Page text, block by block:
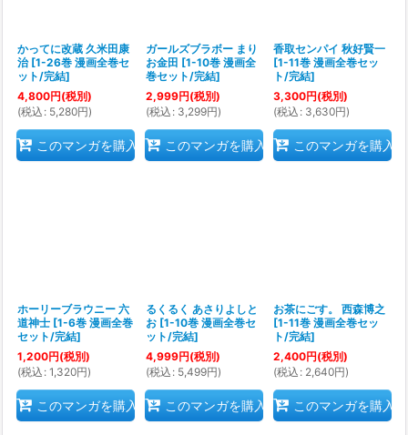
かってに改蔵 久米田康
治 [1-26巻 漫画全巻セ
ット/完結]
4,800円(税別)
(税込 : 5,280円)
このマンガを購入
ガールズブラボー まり
お金田 [1-10巻 漫画全
巻セット/完結]
2,999円(税別)
(税込 : 3,299円)
このマンガを購入
香取センパイ 秋好賢一
[1-11巻 漫画全巻セッ
ト/完結]
3,300円(税別)
(税込 : 3,630円)
このマンガを購入
ホーリーブラウニー 六
道神士 [1-6巻 漫画全巻
セット/完結]
1,200円(税別)
(税込 : 1,320円)
このマンガを購入
るくるく あさりよしと
お [1-10巻 漫画全巻セ
ット/完結]
4,999円(税別)
(税込 : 5,499円)
このマンガを購入
お茶にごす。 西森博之
[1-11巻 漫画全巻セッ
ト/完結]
2,400円(税別)
(税込 : 2,640円)
このマンガを購入